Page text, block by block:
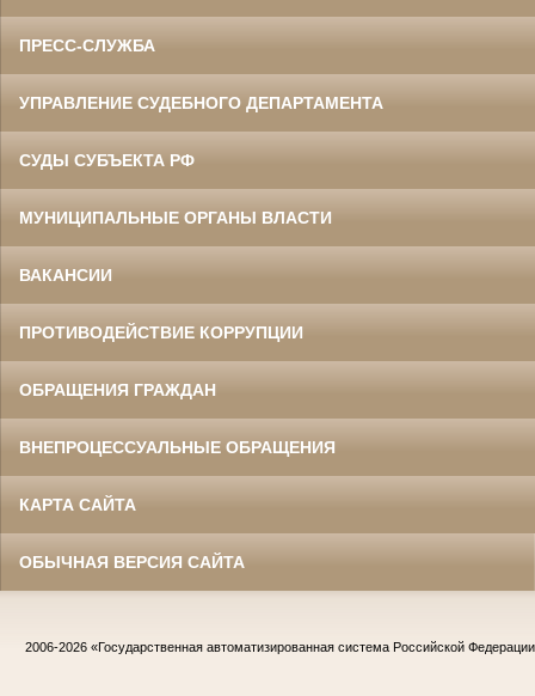
ПРЕСС-СЛУЖБА
УПРАВЛЕНИЕ СУДЕБНОГО ДЕПАРТАМЕНТА
СУДЫ СУБЪЕКТА РФ
МУНИЦИПАЛЬНЫЕ ОРГАНЫ ВЛАСТИ
ВАКАНСИИ
ПРОТИВОДЕЙСТВИЕ КОРРУПЦИИ
ОБРАЩЕНИЯ ГРАЖДАН
ВНЕПРОЦЕССУАЛЬНЫЕ ОБРАЩЕНИЯ
КАРТА САЙТА
ОБЫЧНАЯ ВЕРСИЯ САЙТА
2006-2026 «Государственная автоматизированная система Российской